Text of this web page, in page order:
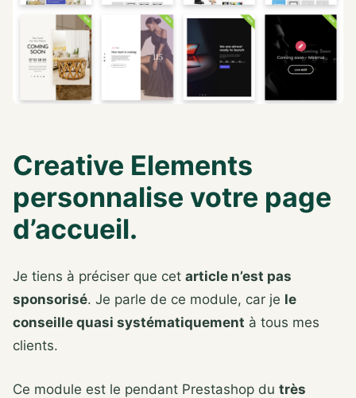
Creative Elements
personnalise votre page
d’accueil.
Je tiens à préciser que cet article n’est pas
sponsorisé. Je parle de ce module, car je le
conseille quasi systématiquement à tous mes
clients.
Ce module est le pendant Prestashop du très